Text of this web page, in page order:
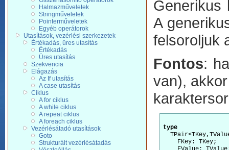
Halmazműveletek
Stringműveletek
Pointerműveletek
Egyéb operátorok
Utasítások, vezérlési szerkezetek
Értékadás, üres utasítás
Értékadás
Üres utasítás
Szekvencia
Elágazás
Az If utasítás
A case utasítás
Ciklus
A for ciklus
A while ciklus
A repeat ciklus
A foreach ciklus
Vezérlésátadó utasítások
Goto
Strukturált vezérlésátadás
A
felsoroljuk
Fontos:
van),
type
    FKey: TKey;